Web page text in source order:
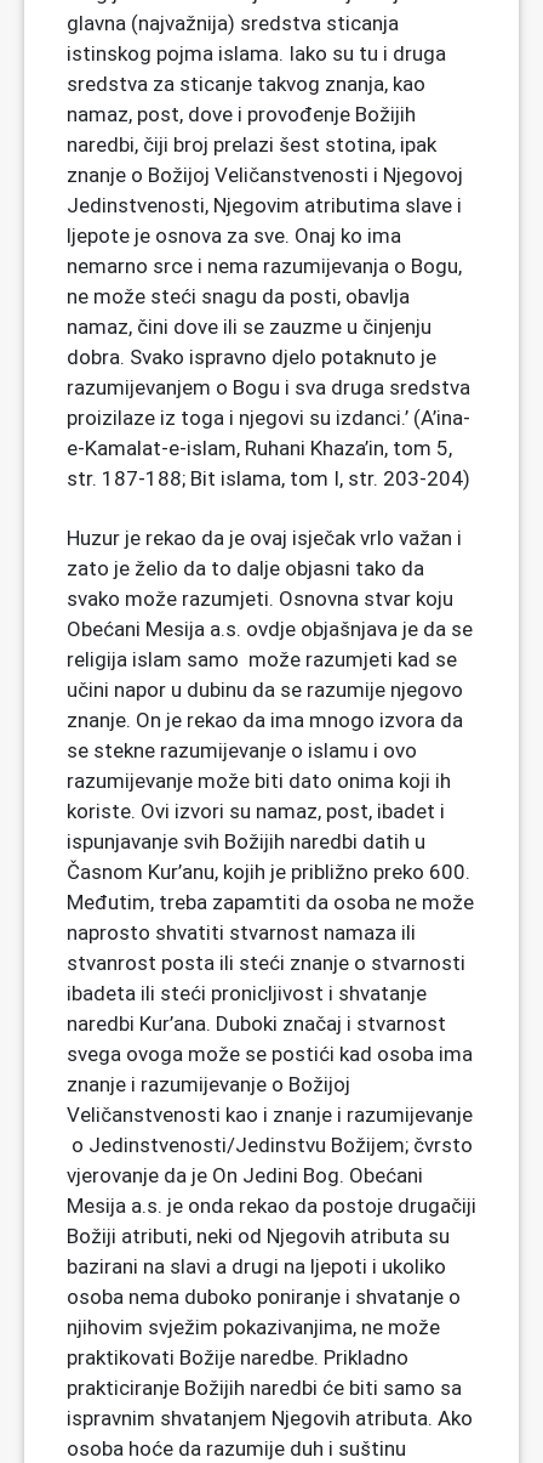
glavna (najvažnija) sredstva sticanja
istinskog pojma islama. Iako su tu i druga
sredstva za sticanje takvog znanja, kao
namaz, post, dove i provođenje Božijih
naredbi, čiji broj prelazi šest stotina, ipak
znanje o Božijoj Veličanstvenosti i Njegovoj
Jedinstvenosti, Njegovim atributima slave i
ljepote je osnova za sve. Onaj ko ima
nemarno srce i nema razumijevanja o Bogu,
ne može steći snagu da posti, obavlja
namaz, čini dove ili se zauzme u činjenju
dobra. Svako ispravno djelo potaknuto je
razumijevanjem o Bogu i sva druga sredstva
proizilaze iz toga i njegovi su izdanci.’ (A’ina-
e-Kamalat-e-islam, Ruhani Khaza’in, tom 5,
str. 187-188; Bit islama, tom I, str. 203-204)
Huzur je rekao da je ovaj isječak vrlo važan i
zato je želio da to dalje objasni tako da
svako može razumjeti. Osnovna stvar koju
Obećani Mesija a.s. ovdje objašnjava je da se
religija islam samo može razumjeti kad se
učini napor u dubinu da se razumije njegovo
znanje. On je rekao da ima mnogo izvora da
se stekne razumijevanje o islamu i ovo
razumijevanje može biti dato onima koji ih
koriste. Ovi izvori su namaz, post, ibadet i
ispunjavanje svih Božijih naredbi datih u
Časnom Kur’anu, kojih je približno preko 600.
Međutim, treba zapamtiti da osoba ne može
naprosto shvatiti stvarnost namaza ili
stvanrost posta ili steći znanje o stvarnosti
ibadeta ili steći pronicljivost i shvatanje
naredbi Kur’ana. Duboki značaj i stvarnost
svega ovoga može se postići kad osoba ima
znanje i razumijevanje o Božijoj
Veličanstvenosti kao i znanje i razumijevanje
o Jedinstvenosti/Jedinstvu Božijem; čvrsto
vjerovanje da je On Jedini Bog. Obećani
Mesija a.s. je onda rekao da postoje drugačiji
Božiji atributi, neki od Njegovih atributa su
bazirani na slavi a drugi na ljepoti i ukoliko
osoba nema duboko poniranje i shvatanje o
njihovim svježim pokazivanjima, ne može
praktikovati Božije naredbe. Prikladno
prakticiranje Božijih naredbi će biti samo sa
ispravnim shvatanjem Njegovih atributa. Ako
osoba hoće da razumije duh i suštinu